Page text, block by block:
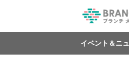
イベント＆ニ